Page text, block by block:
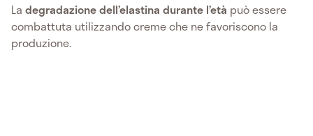
La degradazione dell’elastina durante l’età può essere
combattuta utilizzando creme che ne favoriscono la
produzione.